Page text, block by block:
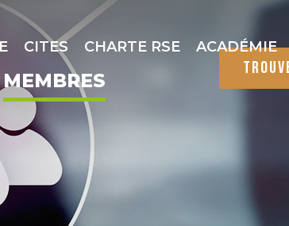
CITES CHARTE RSE ACADÉMIE
MEMBRES